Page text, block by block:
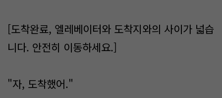
[도착완료, 엘레베이터와 도착지와의 사이가 넓습
니다. 안전히 이동하세요.]
"자, 도착했어."